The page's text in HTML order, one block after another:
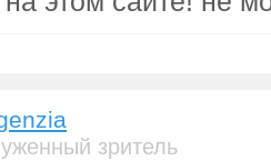
зритель